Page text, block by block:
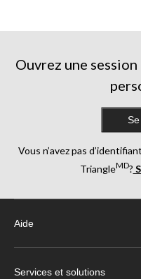
Ouvrez une
Vous n’avez pas
TriangleMD?
Aide
Services et solutions